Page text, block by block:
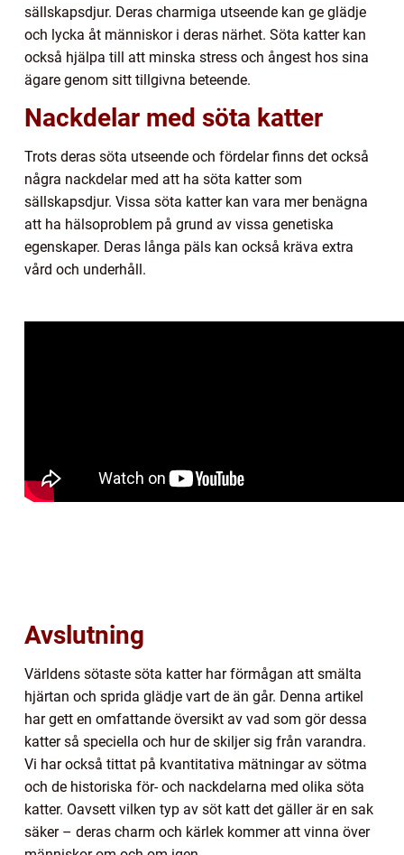
sällskapsdjur. Deras charmiga utseende kan ge glädje
och lycka åt människor i deras närhet. Söta katter kan
också hjälpa till att minska stress och ångest hos sina
ägare genom sitt tillgivna beteende.
Nackdelar med söta katter
Trots deras söta utseende och fördelar finns det också
några nackdelar med att ha söta katter som
sällskapsdjur. Vissa söta katter kan vara mer benägna
att ha hälsoproblem på grund av vissa genetiska
egenskaper. Deras långa päls kan också kräva extra
vård och underhåll.
Avslutning
Världens sötaste söta katter har förmågan att smälta
hjärtan och sprida glädje vart de än går. Denna artikel
har gett en omfattande översikt av vad som gör dessa
katter så speciella och hur de skiljer sig från varandra.
Vi har också tittat på kvantitativa mätningar av sötma
och de historiska för- och nackdelarna med olika söta
katter. Oavsett vilken typ av söt katt det gäller är en sak
säker – deras charm och kärlek kommer att vinna över